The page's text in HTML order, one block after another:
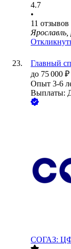
4.7
•
11 отзывов
Главный
до 75 000 ₽
Опыт 3-6
Выплаты:
СОГАЗ: